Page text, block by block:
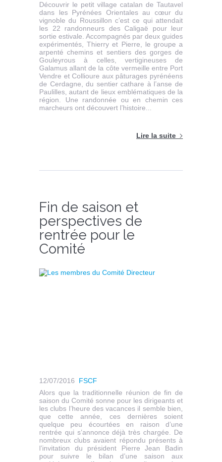
Découvrir le petit village catalan de Tautavel
dans les Pyrénées Orientales au cœur du
vignoble du Roussillon c’est ce qui attendait
les 22 randonneurs des Caligaë pour leur
sortie estivale. Accompagnés par deux guides
expérimentés, Thierry et Pierre, le groupe a
arpenté chemins et sentiers des gorges de
Gouleyrous à celles, vertigineuses de
Galamus allant de la côte vermeille entre Port
Vendre et Collioure aux pâturages pyrénéens
de Cerdagne, du sentier cathare à l’anse de
Paulilles, autant de lieux emblématiques de la
région. Une randonnée ou en chemin ces
marcheurs ont découvert l’histoire...
Lire la suite
Fin de saison et
perspectives de
rentrée pour le
Comité
12/07/2016
FSCF
Alors que la traditionnelle réunion de fin de
saison du Comité sonne pour les dirigeants et
les clubs l’heure des vacances il semble bien,
que cette année, ces dernières soient
quelque peu écourtées en raison d’une
rentrée qui s’annonce déjà très chargée. De
nombreux clubs avaient répondu présents à
l’invitation du président Pierre Jean Badin
pour suivre le bilan d’une saison aux